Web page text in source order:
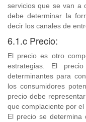
servicios que se van a
debe determinar la
decir los canales de
6.1.c Precio:
El precio es otro
estrategias. El
determinantes para
los consumidores
precio debe
que complaciente por el
El precio se determina